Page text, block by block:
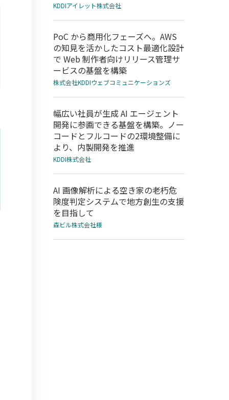
KDDIアイレット株式会社
PoC から商用化フェーズへ。AWS
の知見を活かしたコスト最適化設計
で Web 制作者向けリリース管理サ
ービスの基盤を構築
株式会社KDDIウェブコミュニケーションズ
幅広い社員が生成 AI エージェント
開発に参画できる基盤を構築。ノー
コードとフルコードの2環境整備に
より、内製開発を推進
KDDI株式会社
AI 画像解析による空き家の老朽危
険度判定システムで地方創生の支援
を目指して
森ビル株式会社様